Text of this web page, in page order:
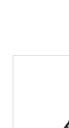
eléctricas
de jardín